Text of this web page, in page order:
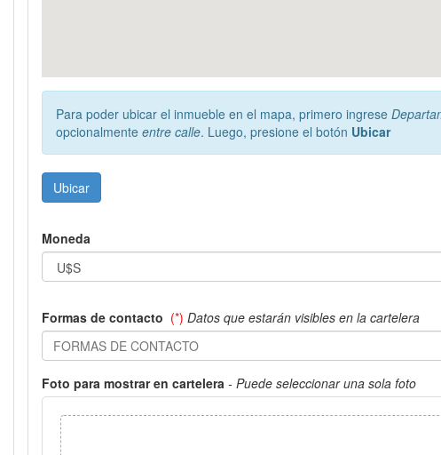
Para poder ubicar el inmueble en el mapa, primero ingrese
opcionalmente entre calle. Luego, presione el botón Ubicar
Ubicar
Moneda
Formas de contacto (*) Datos que estarán visibles en la cartelera
Foto para mostrar en cartelera - Puede seleccionar una sola foto